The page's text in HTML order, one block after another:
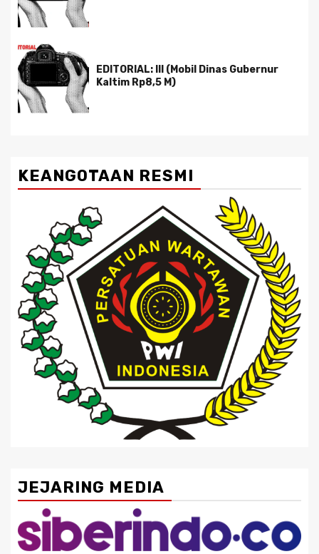
EDITORIAL: III (Mobil Dinas Gubernur
Kaltim Rp8,5 M)
KEANGOTAAN RESMI
JEJARING MEDIA